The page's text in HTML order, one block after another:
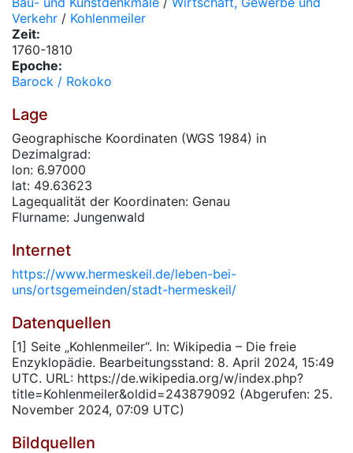
Verkehr / Kohlenmeiler
Zeit:
1760-1810
Epoche:
Barock / Rokoko
Lage
Geographische Koordinaten (WGS 1984) in
Dezimalgrad:
lon: 6.97000
lat: 49.63623
Lagequalität der Koordinaten: Genau
Flurname: Jungenwald
Internet
https://www.hermeskeil.de/leben-bei-
uns/ortsgemeinden/stadt-hermeskeil/
Datenquellen
[1] Seite „Kohlenmeiler“. In: Wikipedia – Die freie
Enzyklopädie. Bearbeitungsstand: 8. April 2024, 15:49
UTC. URL: https://de.wikipedia.org/w/index.php?
title=Kohlenmeiler&oldid=243879092 (Abgerufen: 25.
November 2024, 07:09 UTC)
Bildquellen